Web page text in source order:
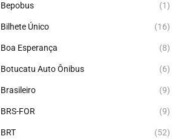
Bepobus (1)
Bilhete Único (16)
Boa Esperança (8)
Botucatu Auto Ônibus (6)
Brasileiro (9)
BRS-FOR (9)
BRT (52)